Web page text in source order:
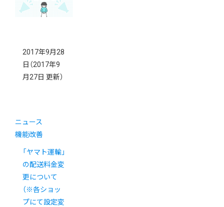
会レポート》
2017年9月28
日 （2017年9
月27日 更新）
ニュース
機能改善
「ヤマト運輸」
の配送料金変
更について
（※各ショッ
プにて設定変